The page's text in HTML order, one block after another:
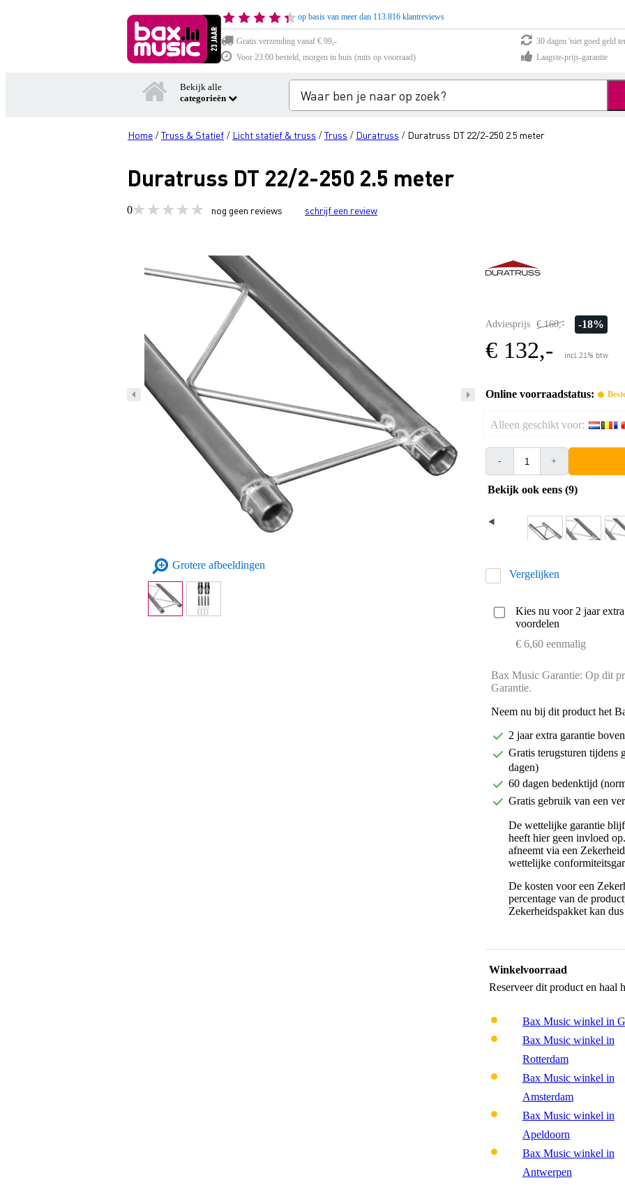
op basis van meer dan 113.816 klantreviews
Gratis verzending vanaf € 99,-
30 dagen 'niet goed geld
Voor 23:00 besteld, morgen in huis (mits op voorraad)
Laagste-prijs-garantie
Bekijk alle
categorieën
Home /Truss & Statief / Licht statief & truss /Truss / Duratruss / Duratruss DT 22/2-250 2.5 meter
Duratruss DT 22/2-250 2.5 meter
0 nog geen reviews schrijf een review
Grotere afbeeldingen
Adviesprijs € 160,- -18%
€ 132,- incl. 21% btw
Online voorraadstatus:
Alleen geschikt voor:
- +
Bekijk ook eens (9)
Vergelijken
Kies nu voor 2 jaar
voordelen
€ 6,60 eenmalig
Bax Music Garantie: Op dit
Garantie.
Neem nu bij dit product het
2 jaar extra garantie
Gratis terugsturen tijdens
dagen)
60 dagen bedenktijd
Gratis gebruik van een
De wettelijke garantie
heeft hier geen invloed
afneemt via een
wettelijke
De kosten voor een
percentage van de
Zekerheidspakket kan
Winkelvoorraad
Reserveer dit product en haal
Bax Music winkel in
Bax Music winkel in
Rotterdam
Bax Music winkel in
Amsterdam
Bax Music winkel in
Apeldoorn
Bax Music winkel in
Antwerpen